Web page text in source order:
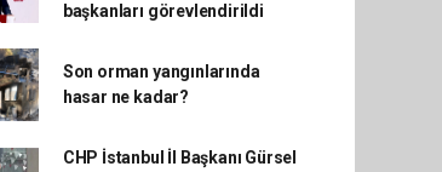
başkanları görevlendirildi
Son orman yangınlarında
hasar ne kadar?
CHP İstanbul İl Başkanı Gürsel